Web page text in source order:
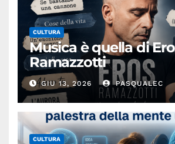
CULTURA
Musica è quella di
Ramazzotti
GIU 13, 2026 PASQUALEC
CULTURA